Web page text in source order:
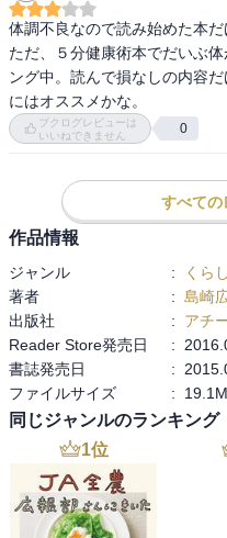
◎腰の痛み
生協で話題沸騰！2万部超を販
写真入り図解でさらに実践し
この本は、2010年9月に弊社よ
治しだす』を大幅に加筆・修正
体調不良なので読み始めた本
ただ、５分健康術本でだいぶ
ング中。読んで損なしの内容
にはオススメかな。
ブクログレビューは
いいねできません
0
すべての
作品情報
ジャンル : くら
著者
: 島崎
出版社
:
アチ
Reader Store発売日
:
書誌発売日
:
ファイルサイズ
:
同じジャンルのランキング
1位